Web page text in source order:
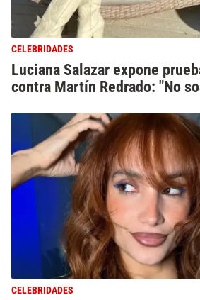
CELEBRIDADES
Luciana Salazar expone
contra Martín Redrado: "No
CELEBRIDADES